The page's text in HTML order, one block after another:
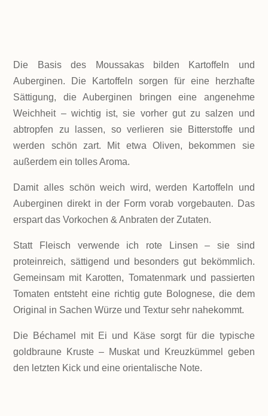
Die Basis des Moussakas bilden Kartoffeln und
Auberginen. Die Kartoffeln sorgen für eine herzhafte
Sättigung, die Auberginen bringen eine angenehme
Weichheit – wichtig ist, sie vorher gut zu salzen und
abtropfen zu lassen, so verlieren sie Bitterstoffe und
werden schön zart. Mit etwa Oliven, bekommen sie
außerdem ein tolles Aroma.
Damit alles schön weich wird, werden Kartoffeln und
Auberginen direkt in der Form vorab vorgebauten. Das
erspart das Vorkochen & Anbraten der Zutaten.
Statt Fleisch verwende ich rote Linsen – sie sind
proteinreich, sättigend und besonders gut bekömmlich.
Gemeinsam mit Karotten, Tomatenmark und passierten
Tomaten entsteht eine richtig gute Bolognese, die dem
Original in Sachen Würze und Textur sehr nahekommt.
Die Béchamel mit Ei und Käse sorgt für die typische
goldbraune Kruste – Muskat und Kreuzkümmel geben
den letzten Kick und eine orientalische Note.